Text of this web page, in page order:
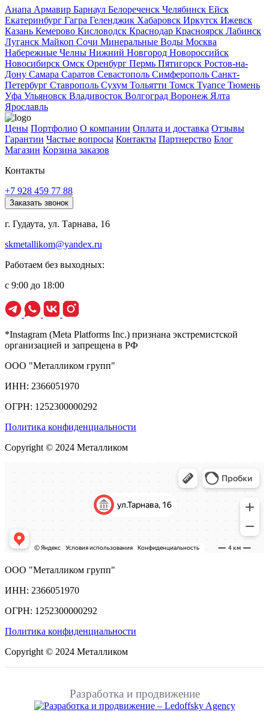
Анапа Армавир Барнаул Белореченск Челябинск Ейск
Екатеринбург Гагра Геленджик Хабаровск Иркутск Ижевск
Казань Кемерово Кисловодск Краснодар Красноярск Лабинск
Луганск Майкоп Сочи Минеральные Воды Москва
Набережные Челны Нижний Новгород Новороссийск
Новосибирск Омск Оренбург Пермь Пятигорск Ростов-на-
Дону Самара Саратов Севастополь Симферополь Санкт-
Петербург Ставрополь Сухум Тольятти Томск Туапсе Тюмень
Уфа Ульяновск Владивосток Волгоград Воронеж Ялта
Ярославль
Цены Портфолио О компании Оплата и доставка Отзывы
Гарантии Частые вопросы Контакты Партнерство Блог
Магазин Корзина заказов
Контакты
+7 928 459 77 88
Заказать звонок
г. Гудаута, ул. Тарнава, 16
skmetallikom@yandex.ru
Работаем без выходных:
с 9:00 до 18:00
*Instagram (Meta Platforms Inc.) признана экстремистской
организацией и запрещена в РФ
ООО "Металликом групп"
ИНН: 2366051970
ОГРН: 1252300000292
Политика конфиденциальности
Copyright © 2024 Металликом
ООО "Металликом групп"
ИНН: 2366051970
ОГРН: 1252300000292
Политика конфиденциальности
Copyright © 2024 Металликом
Разработка и продвижение